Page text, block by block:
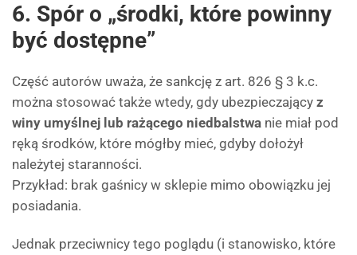
6. Spór o „środki, które powinny
być dostępne”
Część autorów uważa, że sankcję z art. 826 § 3 k.c.
można stosować także wtedy, gdy ubezpieczający z
winy umyślnej lub rażącego niedbalstwa nie miał pod
ręką środków, które mógłby mieć, gdyby dołożył
należytej staranności.
Przykład: brak gaśnicy w sklepie mimo obowiązku jej
posiadania.
Jednak przeciwnicy tego poglądu (i stanowisko, które